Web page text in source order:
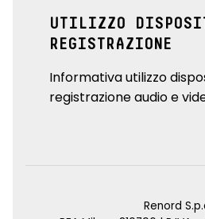
UTILIZZO
REGISTRAZIONE
Informativa utilizzo
registrazione audio e
Renord